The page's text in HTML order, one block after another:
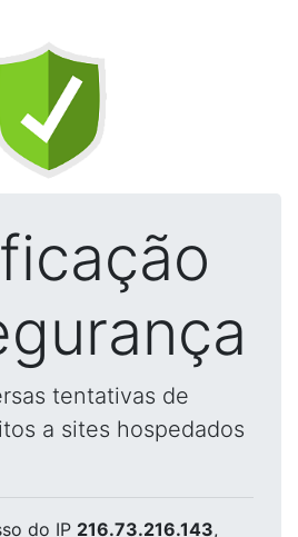
tentativas de
a sites hospedados
do IP 216.73.216.143,